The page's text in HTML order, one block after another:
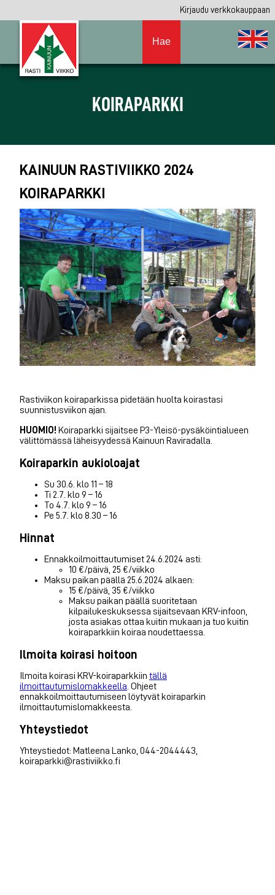
Kirjaudu verkkokauppaan
Hae
KOIRAPARKKI
KAINUUN RASTIVIIKKO 2024
KOIRAPARKKI
Rastiviikon koiraparkissa pidetään huolta koirastasi
suunnistusviikon ajan.
HUOMIO! Koiraparkki sijaitsee P3-Yleisö-pysäköintialueen
välittömässä läheisyydessä Kainuun Raviradalla.
Koiraparkin aukioloajat
Su 30.6. klo 11 – 18
Ti 2.7. klo 9 – 16
To 4.7. klo 9 – 16
Pe 5.7. klo 8.30 – 16
Hinnat
Ennakkoilmoittautumiset 24.6.2024 asti:
10 €/päivä, 25 €/viikko
Maksu paikan päällä 25.6.2024 alkaen:
15 €/päivä, 35 €/viikko
Maksu paikan päällä suoritetaan
kilpailukeskuksessa sijaitsevaan KRV-infoon,
josta asiakas ottaa kuitin mukaan ja tuo kuitin
koiraparkkiin koiraa noudettaessa.
Ilmoita koirasi hoitoon
Ilmoita koirasi KRV-koiraparkkiin tällä
ilmoittautumislomakkeella . Ohjeet
ennakkoilmoittautumiseen löytyvät koiraparkin
ilmoittautumislomakkeesta.
Yhteystiedot
Yhteystiedot: Matleena Lanko, 044-2044443,
koiraparkki@rastiviikko.fi